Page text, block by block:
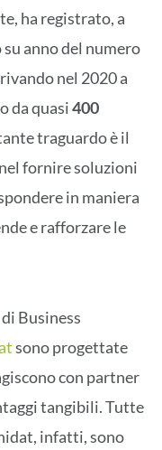
ha registrato, a
anno del numero
nel 2020 a
da quasi400
traguardo è il
fornire soluzioni
in maniera
e rafforzare le
Business
sono progettate
con partner
tangibili. Tutte
infatti, sono